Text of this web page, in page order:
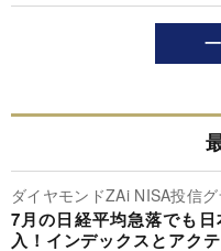
ダイヤモンドZAi NISA投信
7月の日経平均急落でも
入！インデックスとアク